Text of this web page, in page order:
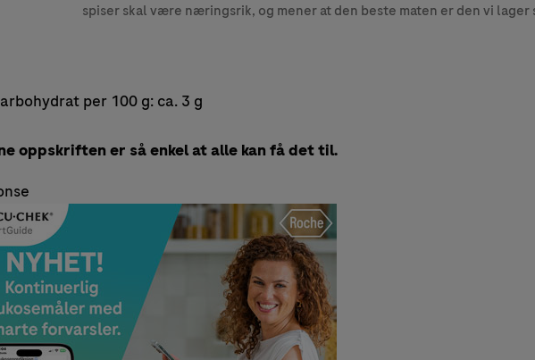
spiser skal være næringsrik, og mener at den beste maten er den vi lager
per 100 g: ca. 3 g
oppskriften er så enkel at alle kan få det til.